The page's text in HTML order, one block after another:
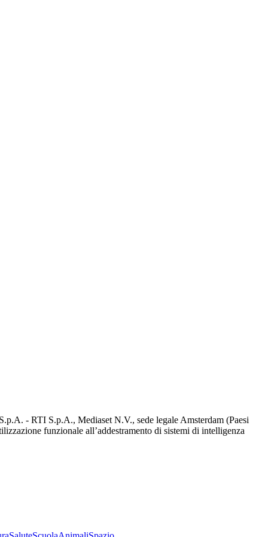
- RTI S.p.A., Mediaset N.V., sede legale Amsterdam (Paesi
funzionale all’addestramento di sistemi di intelligenza